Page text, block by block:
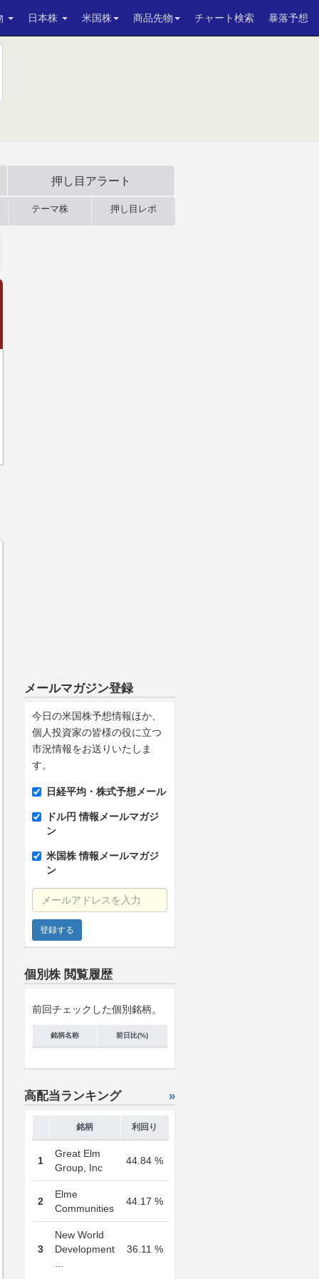
日本株 米国株 商品先物 チャート検索 暴落予想
押し目アラート
テーマ株 押し目レポ
メールマガジン登録
今日の米国株予想情報ほか、
個人投資家の皆様の役に立つ
市況情報をお送りいたしま
す。
日経平均・株式予想メール
ドル円 情報メールマガジ
ン
米国株 情報メールマガジ
ン
メールアドレスを入力
個別株 閲覧履歴
前回チェックした個別銘柄。
銘柄名称 前日比(%)
高配当ランキング »
銘柄 利回り
1
Great Elm
Group, Inc
44.84 %
2
Elme
Communities
44.17 %
3
New World
Development
36.11 %